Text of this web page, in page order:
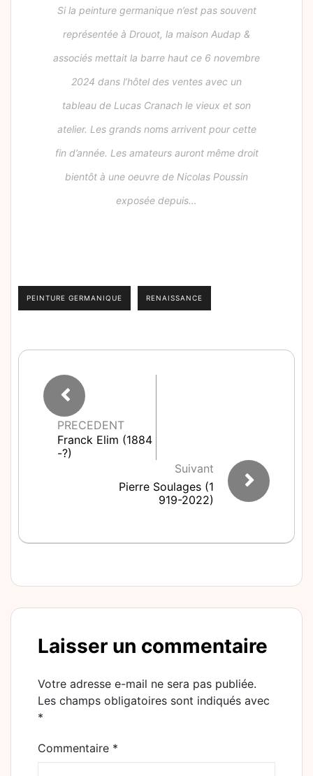
Si la peinture germanique n’est pas souvent
représentée à Drouot, la maison Audap &
associés mettait la barre haut ce 6 novembre
2024 dans l’hôtel des ventes avec un
tableau de Lucas Cranach le vieux et son
atelier. Les grands noms arrivent pour cette
fin d’année. Les amateurs auront même droit
bientôt à une oeuvre de Nicolas Poussin
exposée depuis…
PEINTURE GERMANIQUE RENAISSANCE
PRECEDENT
Franck Elim (1884
-?)
Suivant
Pierre Soulages (1
919-2022)
Laisser un commentaire
Votre adresse e-mail ne sera pas publiée.
Les champs obligatoires sont indiqués avec
*
Commentaire *